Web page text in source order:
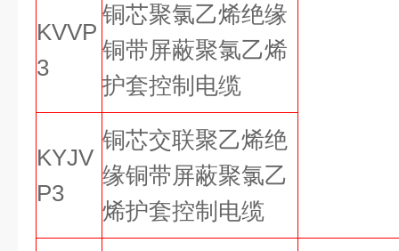
KVVP
3
铜芯聚氯乙烯绝缘
铜带屏蔽聚氯乙烯
护套控制电缆
KYJV
P3
铜芯交联聚乙烯绝
缘铜带屏蔽聚氯乙
烯护套控制电缆